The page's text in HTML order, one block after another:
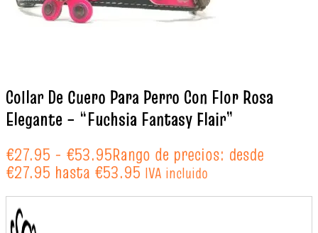
Collar De Cuero Para Perro Con Flor Rosa
Elegante – “Fuchsia Fantasy Flair”
€27.95 - €53.95Rango de precios: desde
€27.95 hasta €53.95 IVA incluido